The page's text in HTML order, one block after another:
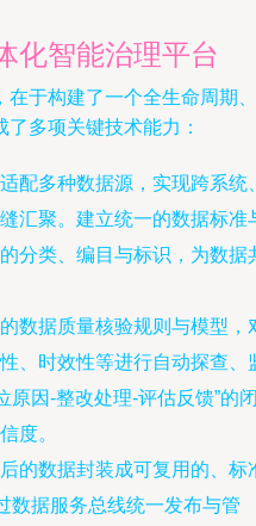
化智能治理平台
在于构建了一个全生命周期、
多项关键技术能力：
配多种数据源，实现跨系统
汇聚。建立统一的数据标准
分类、编目与标识，为数据
的数据质量核验规则与模型，
、时效性等进行自动探查、
原因-整改处理-评估反馈”的
度。
的数据封装成可复用的、标
数据服务总线统一发布与管